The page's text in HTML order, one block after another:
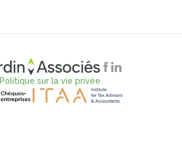
Politique sur la vie privée